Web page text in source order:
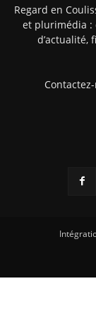
Regard en
et plurimédia :
d’actualité,